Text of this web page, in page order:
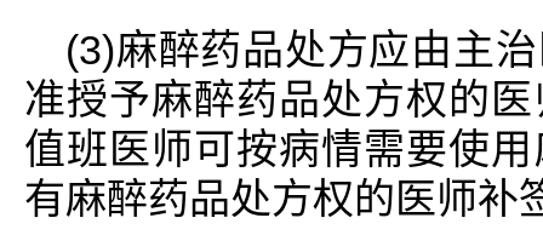
(3)麻醉药品处方应由主
准授予麻醉药品处方权的
值班医师可按病情需要使
有麻醉药品处方权的医师补